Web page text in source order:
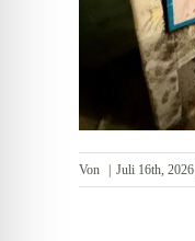
Von | Juli 16th, 2026